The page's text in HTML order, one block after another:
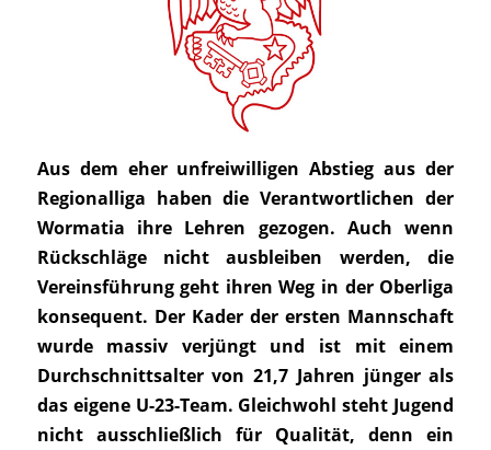
Aus dem eher unfreiwilligen Abstieg aus der
Regionalliga haben die Verantwortlichen der
Wormatia ihre Lehren gezogen. Auch wenn
Rückschläge nicht ausbleiben werden, die
Vereinsführung geht ihren Weg in der Oberliga
konsequent. Der Kader der ersten Mannschaft
wurde massiv verjüngt und ist mit einem
Durchschnittsalter von 21,7 Jahren jünger als
das eigene U-23-Team. Gleichwohl steht Jugend
nicht ausschließlich für Qualität, denn ein